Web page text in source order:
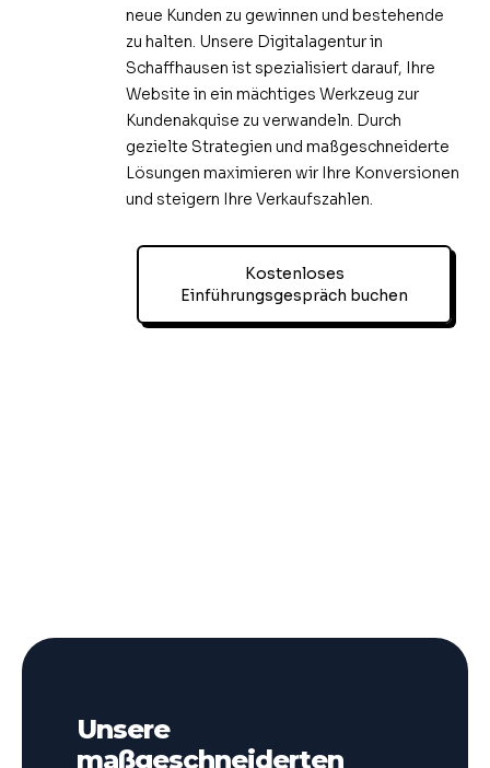
neue Kunden zu gewinnen und bestehende
zu halten. Unsere Digitalagentur in
Schaffhausen ist spezialisiert darauf, Ihre
Website in ein mächtiges Werkzeug zur
Kundenakquise zu verwandeln. Durch
gezielte Strategien und maßgeschneiderte
Lösungen maximieren wir Ihre Konversionen
und steigern Ihre Verkaufszahlen.
Kostenloses
Einführungsgespräch buchen
Unsere
maßgeschneiderten